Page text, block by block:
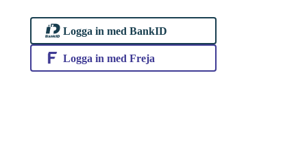
Logga in med BankID
Logga in med Freja